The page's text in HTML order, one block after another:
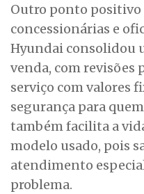
Outro ponto positivo
concessionárias e
Hyundai consolidou
venda, com revisões
serviço com valores
segurança para
também facilita a
modelo usado, pois
atendimento
problema.